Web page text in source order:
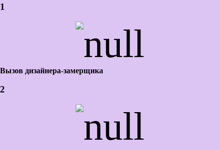
1
Вызов дизайнера-замерщика
2